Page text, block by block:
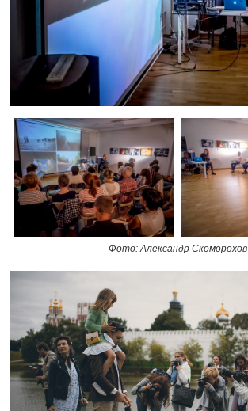
Фото: Александр Скоморохов